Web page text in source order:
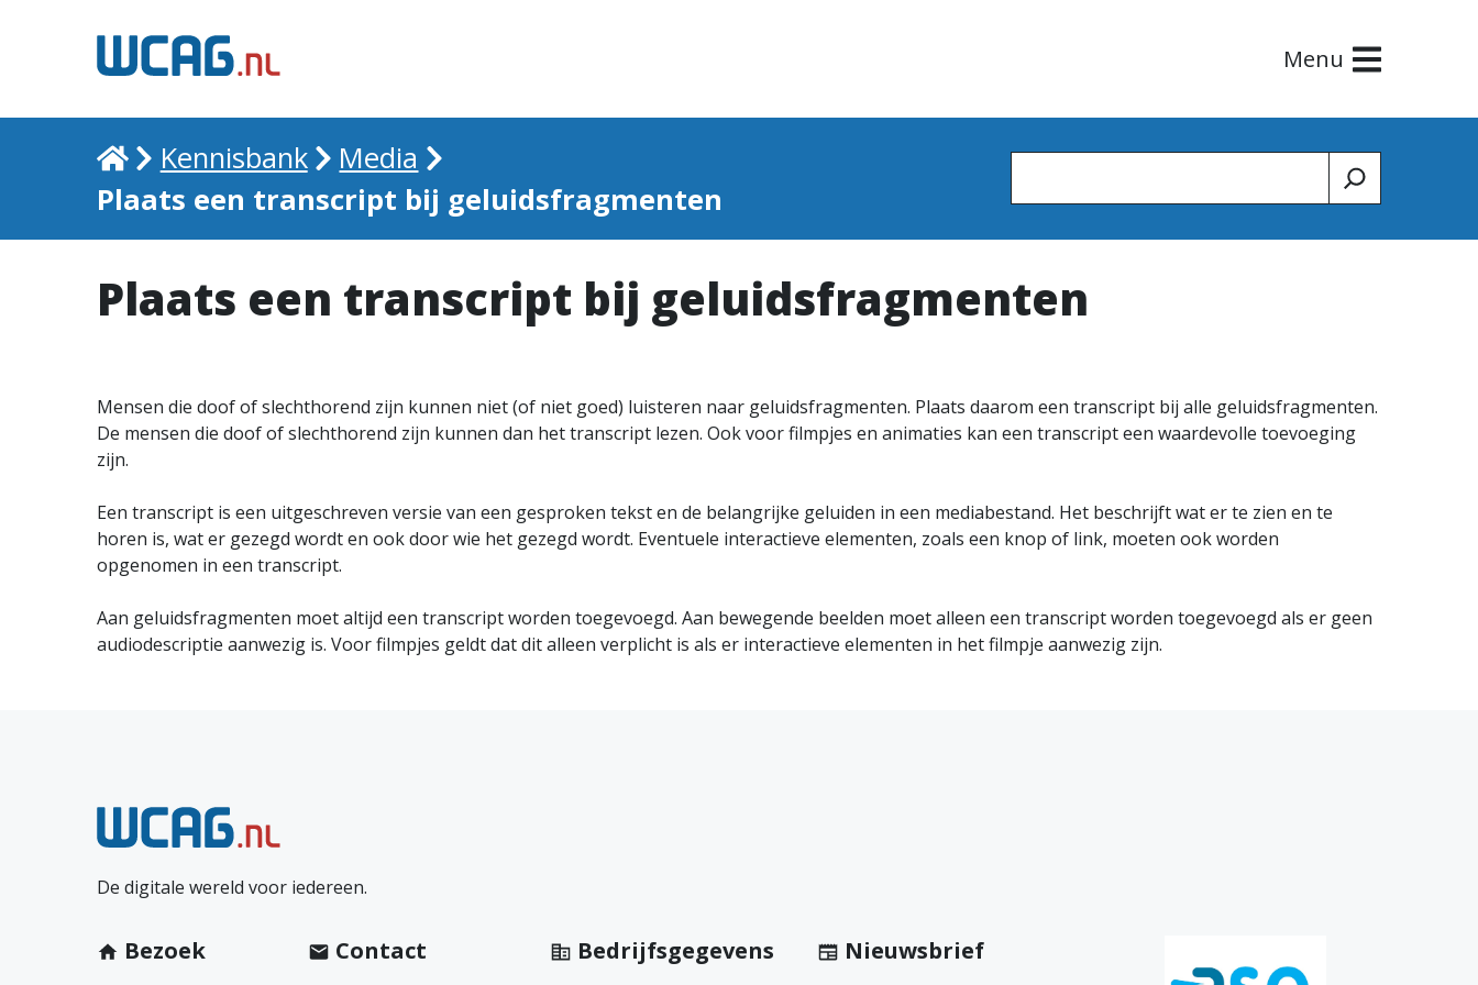
Menu
HomeKennisbank
Media
Plaats een transcript bij geluidsfragmenten
Zoeken
Plaats een transcript bij geluidsfragmenten
Mensen die doof of slechthorend zijn kunnen niet (of niet goed) luisteren naar geluidsfragmenten. Plaats daarom een transcript bij alle geluidsfragmenten.
De mensen die doof of slechthorend zijn kunnen dan het transcript lezen. Ook voor filmpjes en animaties kan een transcript een waardevolle toevoeging
zijn.
Een transcript is een uitgeschreven versie van een gesproken tekst en de belangrijke geluiden in een mediabestand. Het beschrijft wat er te zien en te
horen is, wat er gezegd wordt en ook door wie het gezegd wordt. Eventuele interactieve elementen, zoals een knop of link, moeten ook worden
opgenomen in een transcript.
Aan geluidsfragmenten moet altijd een transcript worden toegevoegd. Aan bewegende beelden moet alleen een transcript worden toegevoegd als er geen
audiodescriptie aanwezig is. Voor filmpjes geldt dat dit alleen verplicht is als er interactieve elementen in het filmpje aanwezig zijn.
N
e
e
m
De digitale wereld voor iedereen.
Bezoek Contact Bedrijfsgegevens Nieuwsbrief